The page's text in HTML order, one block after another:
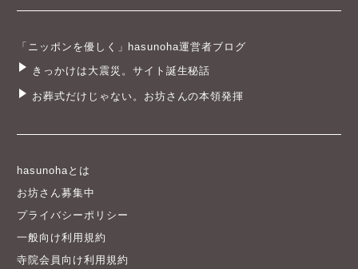
「ニッポンを優しく」hasunoha運営者ブログ
きっかけは大震災。サイト誕生秘話
お葬式だけじゃない。お坊さんの本領発揮
hasunohaとは
お坊さん募集中
プライバシーポリシー
一般向け利用規約
寺院会員向け利用規約